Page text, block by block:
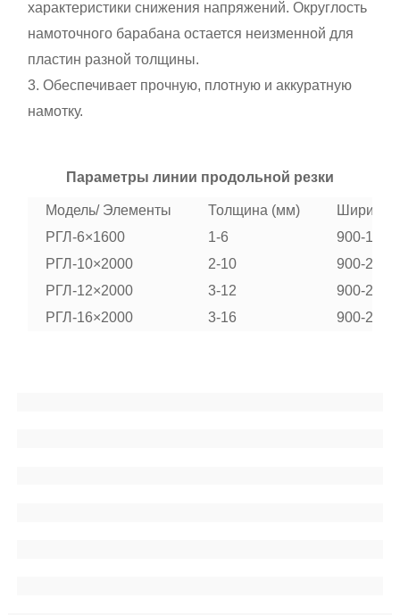
характеристики снижения напряжений. Округлость
намоточного барабана остается неизменной для
пластин разной толщины.
3. Обеспечивает прочную, плотную и аккуратную
намотку.
Параметры линии продольной резки
Модель/ Элементы Толщина (мм)
Ширина
РГЛ-6×1600
1-6
900-1600
РГЛ-10×2000
2-10
900-2000
РГЛ-12×2000
3-12
900-2000
РГЛ-16×2000
3-16 900-2000